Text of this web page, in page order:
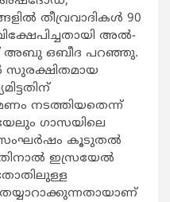
തീവ്രവാദികള്‍ 90
അല്‍-
അബു ഒബീദ പറഞ്ഞു.
സുരക്ഷിതമായ
നടത്തിയതെന്ന്
ഗാസയിലെ
സംഘര്‍ഷം കൂടുതല്‍
ഇസ്രയേല്‍